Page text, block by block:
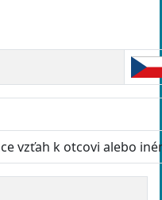
vzťah k otcovi alebo